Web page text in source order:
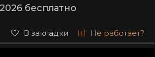
бесплатно
В закладки Не работает?